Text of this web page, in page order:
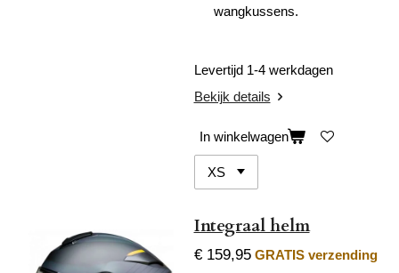
wangkussens.
Levertijd 1-4 werkdagen
Bekijk details
In winkelwagen
Integraal helm
€ 159,95 GRATIS verzending